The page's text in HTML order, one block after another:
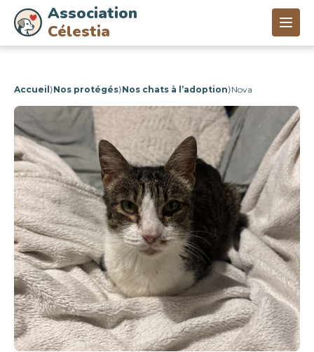
Association
Célestia
Accueil ⟩Nos protégés⟩Nos chats à l’adoption⟩Nova